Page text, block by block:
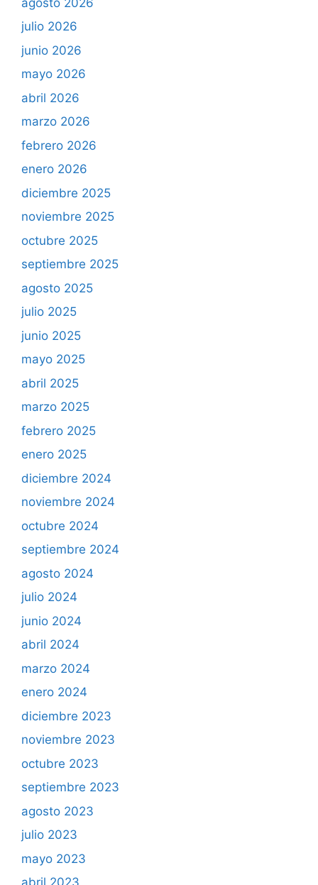
julio 2026
junio 2026
mayo 2026
abril 2026
marzo 2026
febrero 2026
enero 2026
diciembre 2025
noviembre 2025
octubre 2025
septiembre 2025
agosto 2025
julio 2025
junio 2025
mayo 2025
abril 2025
marzo 2025
febrero 2025
enero 2025
diciembre 2024
noviembre 2024
octubre 2024
septiembre 2024
agosto 2024
julio 2024
junio 2024
abril 2024
marzo 2024
enero 2024
diciembre 2023
noviembre 2023
octubre 2023
septiembre 2023
agosto 2023
julio 2023
mayo 2023
abril 2023